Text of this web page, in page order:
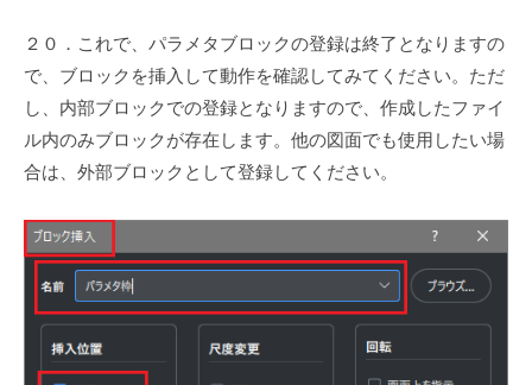
２０．これで、パラメタブロックの登録は終了となりますの
で、ブロックを挿入して動作を確認してみてください。ただ
し、内部ブロックでの登録となりますので、作成したファイ
ル内のみブロックが存在します。他の図面でも使用したい場
合は、外部ブロックとして登録してください。